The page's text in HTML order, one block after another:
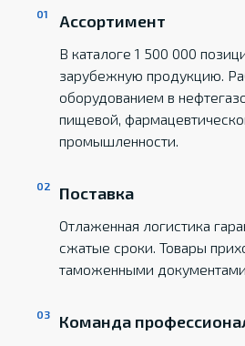
Ассортимент
В каталоге 1 500 000
зарубежную продукцию.
оборудованием в
пищевой,
промышленности.
Поставка
Отлаженная логистика
сжатые сроки. Товары
таможенными
Команда